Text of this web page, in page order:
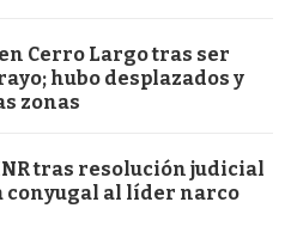
Cerro Largo tras ser
hubo desplazados y
zonas
tras resolución judicial
conyugal al líder narco